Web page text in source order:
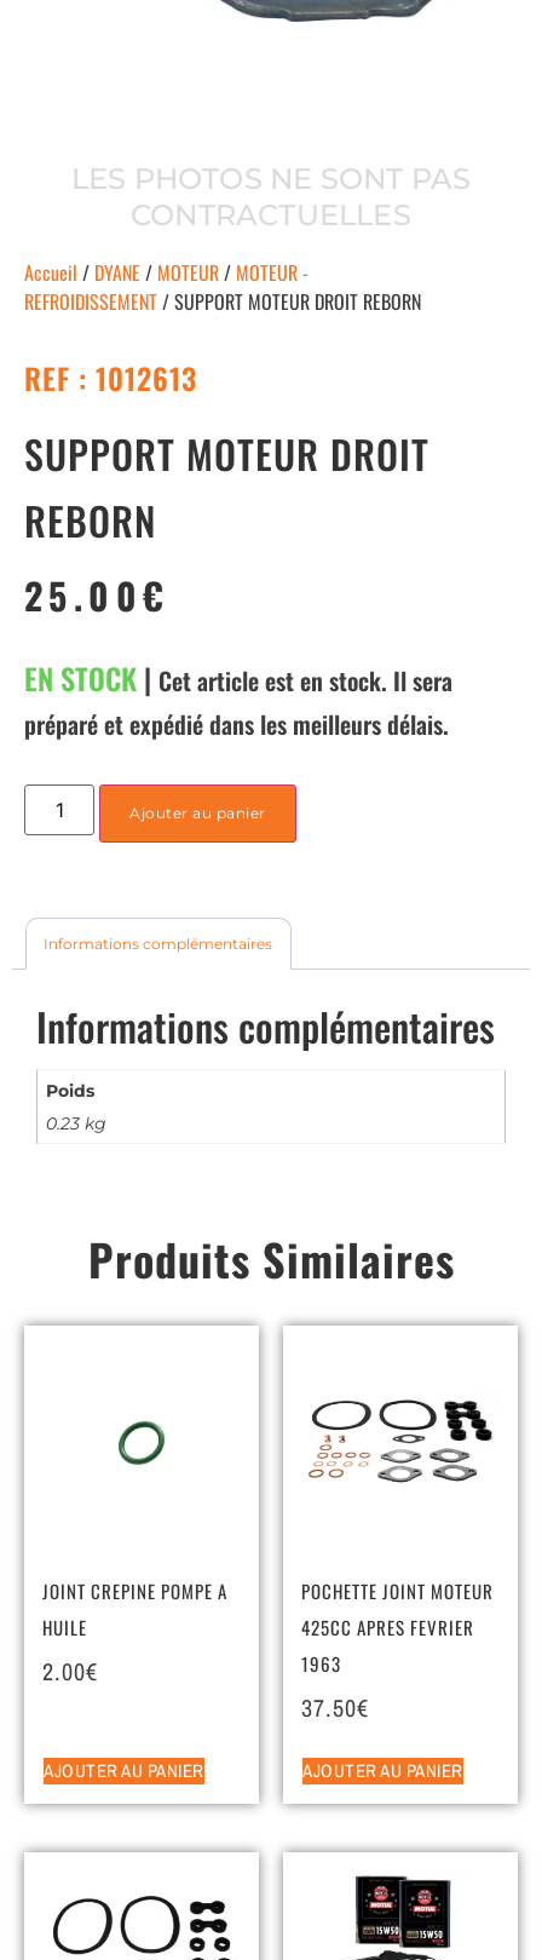
LES PHOTOS NE SONT PAS
CONTRACTUELLES
Accueil / DYANE / MOTEUR/ MOTEUR -
REFROIDISSEMENT/ SUPPORT MOTEUR DROIT REBORN
REF : 1012613
SUPPORT MOTEUR DROIT
REBORN
25.00€
EN STOCK| Cet article est en stock. Il sera
préparé et expédié dans les meilleurs délais.
Ajouter au panier
Informations complémentaires
Informations complémentaires
Poids
0.23 kg
Produits Similaires
JOINT CREPINE POMPE A
HUILE
2.00€
AJOUTER AU PANIER
POCHETTE JOINT MOTEUR
425CC APRES FEVRIER
1963
37.50€
AJOUTER AU PANIER